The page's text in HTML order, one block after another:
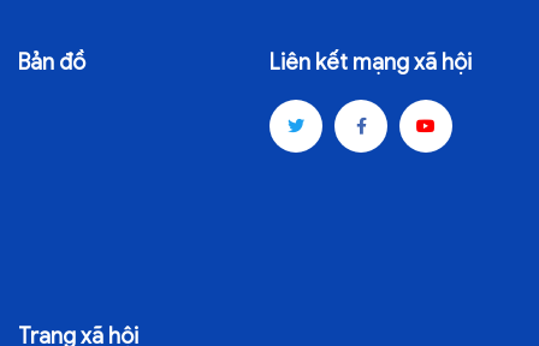
Bản đồ Liên kết mạng xã hội
Trang xã hội